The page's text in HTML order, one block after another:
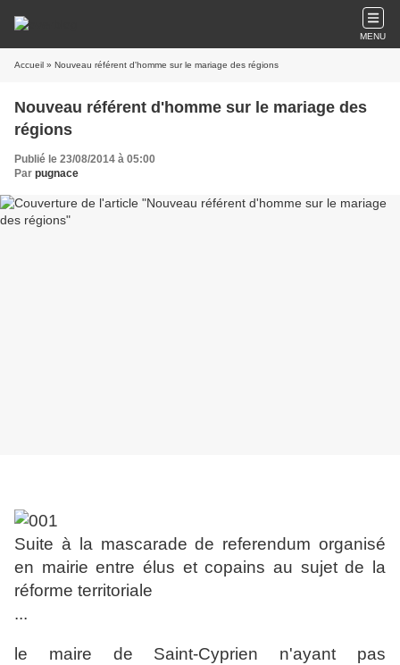
MENU
Accueil » Nouveau référent d'homme sur le mariage des régions
Nouveau référent d'homme sur le mariage des
régions
Publié le 23/08/2014 à 05:00
Par pugnace
Suite à la mascarade de referendum organisé
en mairie entre élus et copains au sujet de la
réforme territoriale
...
le maire de Saint-Cyprien n'ayant pas